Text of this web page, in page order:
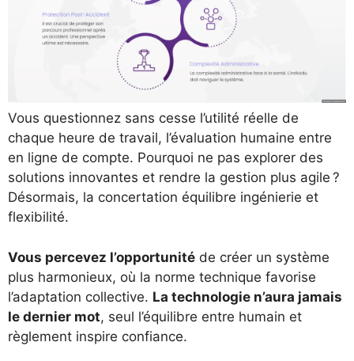
Vous questionnez sans cesse l’utilité réelle de
chaque heure de travail, l’évaluation humaine entre
en ligne de compte. Pourquoi ne pas explorer des
solutions innovantes et rendre la gestion plus agile ?
Désormais, la concertation équilibre ingénierie et
flexibilité.
Vous percevez l’opportunité de créer un système
plus harmonieux, où la norme technique favorise
l’adaptation collective. La technologie n’aura jamais
le dernier mot, seul l’équilibre entre humain et
règlement inspire confiance.